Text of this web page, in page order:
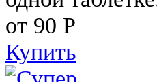
от 90 Р
Купить